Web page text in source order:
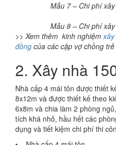
Mẫu 7 – Chi phí
Mẫu 8 – Chi phí
>> Xem thêm kinh nghiệm
đồng của các cặp vợ chồng trẻ
2. Xây nhà
Nhà cấp 4 mái tôn được thiết
8x12m và được thiết kế theo
6x8m và chia làm 2 phòng
tích khá nhỏ, hầu hết các
dụng và tiết kiệm chi phí thi